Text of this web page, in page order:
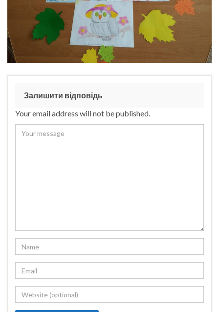
Залишити відповідь
Your email address will not be published.